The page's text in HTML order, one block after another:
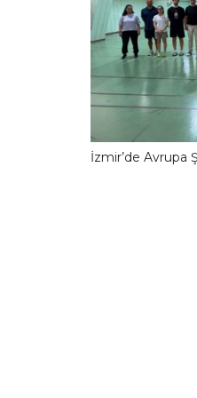
İzmir’de Avrupa